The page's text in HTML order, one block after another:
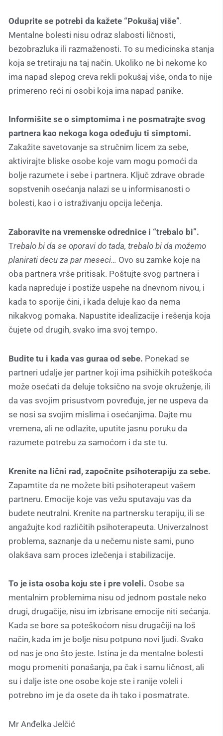
Oduprite se potrebi da kažete “Pokušaj više”.
Mentalne bolesti nisu odraz slabosti ličnosti,
bezobrazluka ili razmaženosti. To su medicinska stanja
koja se tretiraju na taj način. Ukoliko ne bi nekome ko
ima napad slepog creva rekli pokušaj više, onda to nije
primereno reći ni osobi koja ima napad panike.
Informišite se o simptomima i ne posmatrajte svog
partnera kao nekoga koga odeđuju ti simptomi.
Zakažite savetovanje sa stručnim licem za sebe,
aktivirajte bliske osobe koje vam mogu pomoći da
bolje razumete i sebe i partnera. Ključ zdrave obrade
sopstvenih osećanja nalazi se u informisanosti o
bolesti, kao i o istraživanju opcija lečenja.
Zaboravite na vremenske odrednice i “trebalo bi”.
Trebalo bi da se oporavi do tada, trebalo bi da možemo
planirati decu za par meseci… Ovo su zamke koje na
oba partnera vrše pritisak. Poštujte svog partnera i
kada napreduje i postiže uspehe na dnevnom nivou, i
kada to sporije čini, i kada deluje kao da nema
nikakvog pomaka. Napustite idealizacije i rešenja koja
čujete od drugih, svako ima svoj tempo.
Budite tu i kada vas guraa od sebe. Ponekad se
partneri udalje jer partner koji ima psihičkih poteškoća
može osećati da deluje toksično na svoje okruženje, ili
da vas svojim prisustvom povređuje, jer ne uspeva da
se nosi sa svojim mislima i osećanjima. Dajte mu
vremena, ali ne odlazite, uputite jasnu poruku da
razumete potrebu za samoćom i da ste tu.
Krenite na lični rad, započnite psihoterapiju za sebe.
Zapamtite da ne možete biti psihoterapeut vašem
partneru. Emocije koje vas vežu sputavaju vas da
budete neutralni. Krenite na partnersku terapiju, ili se
angažujte kod različitih psihoterapeuta. Univerzalnost
problema, saznanje da u nečemu niste sami, puno
olakšava sam proces izlečenja i stabilizacije.
To je ista osoba koju ste i pre voleli. Osobe sa
mentalnim problemima nisu od jednom postale neko
drugi, drugačije, nisu im izbrisane emocije niti sećanja.
Kada se bore sa poteškoćom nisu drugačiji na loš
način, kada im je bolje nisu potpuno novi ljudi. Svako
od nas je ono što jeste. Istina je da mentalne bolesti
mogu promeniti ponašanja, pa čak i samu ličnost, ali
su i dalje iste one osobe koje ste i ranije voleli i
potrebno im je da osete da ih tako i posmatrate.
Mr Anđelka Jelčić